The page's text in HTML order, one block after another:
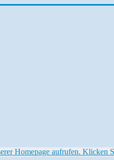
Homepage aufrufen. Klicken